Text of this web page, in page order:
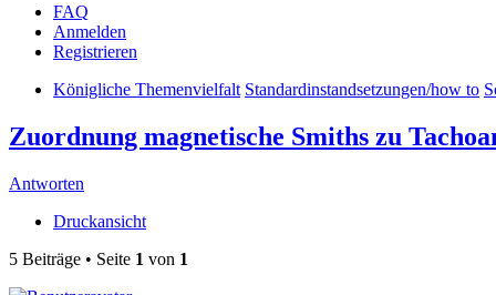
FAQ
Anmelden
Registrieren
Königliche Themenvielfalt Standardinstandsetzungen/how to
Zuordnung magnetische Smiths zu
Antworten
Druckansicht
5 Beiträge • Seite 1 von 1